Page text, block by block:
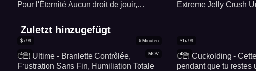
Pour l'Éternité Aucun droit de jouir,
Extreme Jelly Crush
Zuletzt hinzugefügt
MOV
480p
$5.99 6 Minuten
CEI Ultime - Branlette Contrôlée,
Frustration Sans Fin, Humiliation Totale
480p
$14.99
CEI Cuckolding -
pendant que tu restes